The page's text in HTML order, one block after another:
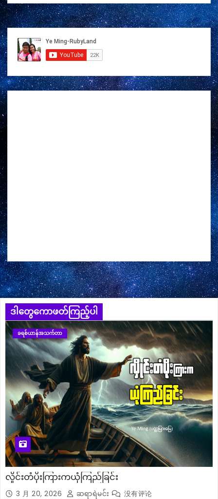
ဒါတွေကောဖတ်ကြည့်ပါ
ခရစ်ယာန်အသက်တာ
လှိုင်းတံပိုးကြားကယုံကြည်ခြင်း
3 月 20, 2026 ဆရာရဲမင်း 没有评论